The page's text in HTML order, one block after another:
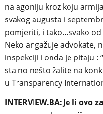
na agoniju kroz koju
svakog augusta i
pomjeriti, i tako…svako od
Neko angažuje advokate,
inspekciji i onda je pitaju :
stalno nešto žalite na
u Transparency
INTERVIEW.BA:Je li ovo